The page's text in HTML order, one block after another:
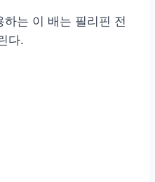
는 이 배는 필리핀 전
다.